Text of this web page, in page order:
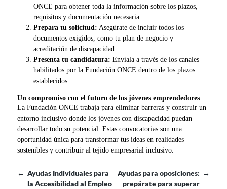
ONCE para obtener toda la información sobre los plazos,
requisitos y documentación necesaria.
Prepara tu solicitud: Asegúrate de incluir todos los
documentos exigidos, como tu plan de negocio y
acreditación de discapacidad.
Presenta tu candidatura: Envíala a través de los canales
habilitados por la Fundación ONCE dentro de los plazos
establecidos.
Un compromiso con el futuro de los jóvenes emprendedores
La Fundación ONCE trabaja para eliminar barreras y construir un
entorno inclusivo donde los jóvenes con discapacidad puedan
desarrollar todo su potencial. Estas convocatorias son una
oportunidad única para transformar tus ideas en realidades
sostenibles y contribuir al tejido empresarial inclusivo.
← Ayudas Individuales para
la Accesibilidad al Empleo
Ayudas para oposiciones:
prepárate para superar
→